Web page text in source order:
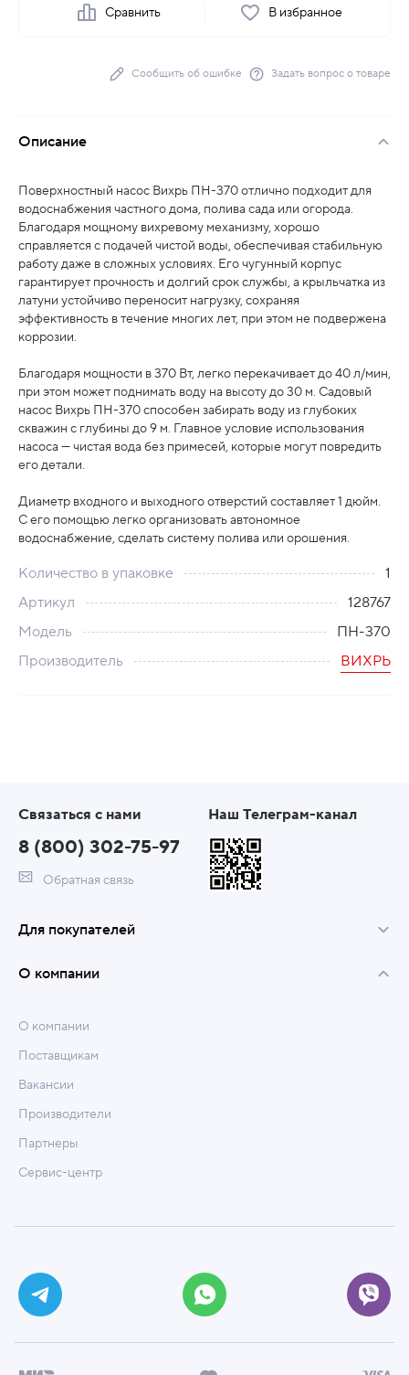
Сравнить В избранное
Сообщить об ошибке Задать вопрос о товаре
Описание
Поверхностный насос Вихрь ПН-370 отлично подходит для
водоснабжения частного дома, полива сада или огорода.
Благодаря мощному вихревому механизму, хорошо
справляется с подачей чистой воды, обеспечивая стабильную
работу даже в сложных условиях. Его чугунный корпус
гарантирует прочность и долгий срок службы, а крыльчатка из
латуни устойчиво переносит нагрузку, сохраняя
эффективность в течение многих лет, при этом не подвержена
коррозии.
Благодаря мощности в 370 Вт, легко перекачивает до 40 л/мин,
при этом может поднимать воду на высоту до 30 м. Садовый
насос Вихрь ПН-370 способен забирать воду из глубоких
скважин с глубины до 9 м. Главное условие использования
насоса — чистая вода без примесей, которые могут повредить
его детали.
Диаметр входного и выходного отверстий составляет 1 дюйм.
С его помощью легко организовать автономное
водоснабжение, сделать систему полива или орошения.
Количество в упаковке
1
Артикул
128767
Модель
ПН-370
Производитель
ВИХРЬ
Связаться с нами
8 (800) 302-75-97
Обратная связь
Наш Телеграм-канал
Для покупателей
О компании
О компании
Поставщикам
Вакансии
Производители
Партнеры
Сервис-центр